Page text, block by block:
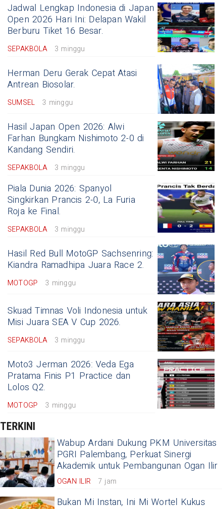
Jadwal Lengkap Indonesia di Japan
Open 2026 Hari Ini: Delapan Wakil
Berburu Tiket 16 Besar.
SEPAKBOLA 3 minggu
Herman Deru Gerak Cepat Atasi
Antrean Biosolar.
SUMSEL 3 minggu
Hasil Japan Open 2026: Alwi
Farhan Bungkam Nishimoto 2-0 di
Kandang Sendiri.
SEPAKBOLA 3 minggu
Piala Dunia 2026: Spanyol
Singkirkan Prancis 2-0, La Furia
Roja ke Final.
SEPAKBOLA 3 minggu
Hasil Red Bull MotoGP Sachsenring:
Kiandra Ramadhipa Juara Race 2.
MOTOGP 3 minggu
Skuad Timnas Voli Indonesia untuk
Misi Juara SEA V Cup 2026.
SEPAKBOLA 3 minggu
Moto3 Jerman 2026: Veda Ega
Pratama Finis P1 Practice dan
Lolos Q2.
MOTOGP 3 minggu
TERKINI
Wabup Ardani Dukung PKM Universitas
PGRI Palembang, Perkuat Sinergi
Akademik untuk Pembangunan Ogan Ilir
OGAN ILIR 7 jam
Bukan Mi Instan, Ini Mi Wortel Kukus